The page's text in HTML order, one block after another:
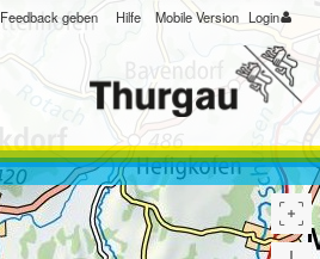
Feedback geben Hilfe Mobile Version Login